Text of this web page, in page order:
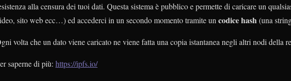
alla censura dei tuoi dati. Questa sistema è pubblico e permette di caricare un
sito web ecc…) ed accederci in un secondo momento tramite un codice hash(una
volta che un dato viene caricato ne viene fatta una copia istantanea negli altri nodi della
saperne di più: https://ipfs.io/